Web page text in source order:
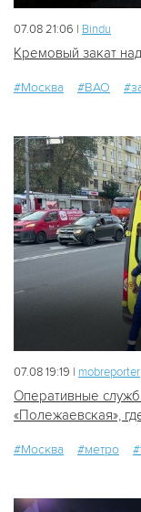
07.08 21:06 | Bindu
Кремовый закат
#Москва #ВАО
07.08 19:19 | mobreporter
Оперативные
«Полежаевская»,
#Москва #метро